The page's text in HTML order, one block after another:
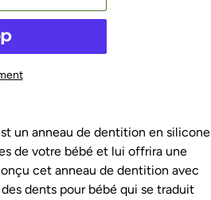
un anneau de dentition en silicone
de votre bébé et lui offrira une
cet anneau de dentition avec
dents pour bébé qui se traduit